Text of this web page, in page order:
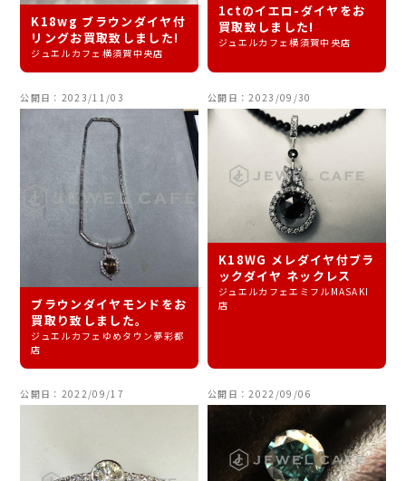
K18wg ブラウンダイヤ付
リングお買取致しました!
ジュエルカフェ横須賀中央店
1ctのイエロ-ダイヤをお
買取致しました!
ジュエルカフェ横須賀中央店
公開日：2023/11/03
ブラウンダイヤモンドをお
買取り致しました。
ジュエルカフェゆめタウン夢彩都
店
公開日：2023/09/30
K18WG メレダイヤ付ブラ
ックダイヤ ネックレス
ジュエルカフェエミフルMASAKI
店
公開日：2022/09/17 公開日：2022/09/06